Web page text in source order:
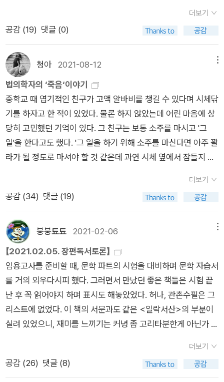
도 자꾸 불안스럽기만 했다. 정말 요망스러운 망상이니라 하면서
도 자꾸 불안해지던 가슴, 그 중의 어느 별이라도 깜뭇 꺼져버린
그 두려움, 그 이겨낼 수 없던 시시각각의 공포와 초조로움. 268
(공산토월)관산 추정(關山芻丁)-고향에서 꼴 베는 사람, 고향의
옛 친구. 1976년 발표.​두 살 연상의 소꿉동무 '복산이', 그의 아버
지 '유천만'은 추접스럽구, 우스운 사람이었지만, 징용을 다녀왔
던 사람으로 죽다 살아난 이후로 가사를 돌보는 것은 점점 억척스
러워지는 아내의 몫이 되었다.하지만 그런 '유천만'도 남들이 아
주 꺼리는 일은 도맡아서 하게 되는데,,그 아들 '복산'은 아직도 그
들의 고향 관산에 살고 있다.관산이 고향을 지키고 있어서 고향에
가지고 있다고 하는데, 주인공에게 있어 '복산이' 그런 존재이다.
도깨비불을 보고 변하지 않은 게 있다고 좋아하던 차,낚시꾼들의
간드렛불(candle)이었음을 알게 되고 변해가는 고향 이야기, 사
람약의 정체, 그리고 인간 공해.. - 세월은 지난 것을 말하지 않는
다. 다만 새로 이룬 것을 보여줄 뿐이다. 나는 날로 새로워진 것을
볼 때마다 내가 그만큼 낡아졌음을 터득하고 때로는 서글퍼하기
도 했으나 무엇이 얼마만큼 변했는가는 크게 여기지 않는다. 무엇
이 왜 안 변했는가를 알아내는 것이 더 중요하겠기 때문이다. 그
리고 그것은 관촌 부락을 방문할 때마다 더욱 절실하게 느껴졌다.
325(관산추정)여요주서(與謠註序)- 별것 아닌 일에 대한 설명,
또는 그저 그런 이야기에 관한 해설. 1976년 발표.​역전에서 '장부
식( 늘 몰라~)'이라는 별명을 가졌던 '신용모'를 만나게 된다.야생
조류 금지법 위반에 휘말려 재판을 앞둔 어리숙하고 무식한 그의
복어미에게 난리를 피우던 이야기에서 나도 국민학교1학년 때 낮
잠을 자고 해그름때 눈을 뜨고 일어나 학교 가야 한다고 책가방을
챙기던 생각이 나서 피식 웃음이 났다. 공산토월(空山吐月) 빈
산에서떠오른 달(공산명월: 빈 산에 뜬 밝은 달)의 변용으로 보임
저자가 일생을 살며 추모해도 다하지 못할만큼 그리워한다는 신
석공 이야기관산추정(關山芻丁) 고향의꼴 베는 사람, 고향의 옛
친구유천만과 그 아들 복산이 이야기여요주서(與謠註序) 별것
아닌 일에 대한 설명급행열차를 기다리다 10년만에 만난 친구 신
용모의 벌금 이야기월곡후야(月谷後夜) 월곡마을에서밤중에서
아침까지에 일어난 일귀향(귀농)한 친구 희찬이이야기
리말이다. 외려 낯선. 그 문구 가운데 한 번도 -적이라는 표현은
없다. 우리는 무언가 잔뜩 중독되어 제대로 된 표현을 하지 못한
이렇게 써야해. 하지만 이미 중독된 불구자다. 식물 한 잎. 잎새
한잎의 보살핌의 윤리가 필요하다 했던가. 착각인가. 2. 옹점이
대박이 순심이...어린 나의 시선으로 해방과 미군정, 전쟁의 시기
를 겪는 대부분 올려다 보는 시선은 놀랍다. 문득 위화보다 더 세
련되다. 아니 다른 무언가가 자리잡고 있다. 허망함을 넘는 다른
메시지들이 심어져 있는 건 아닐까.3. <<녹색계급의 출현>>에
서는 미개인이라는 대목이 나온다. 전쟁과 보리고개와 격변을 겪
은 708090세노인들의 삶이 정작 대안이라고 말하며, 그 삶의 방
우리는 녹색생태학으로만 사유해오고 있어서 이다. 시선들이 겹
w is god 지금이 신이라고 읽은 셈이다. 지금은 PRESENT 선물
이기도 하다. 지금을 다른 것으로 채울 수 없음은 안타까움이자
고 척박한 일상이지만 다른 결들을 찾아가는 것. 지금을 채우는
요리를 해보는 것도, 아이와 또 다른 나날을 만들어가는 것도 지
주고 싶은 말이기도 하다. 가을이다. 선선한.
업실 화분이 궁금해 섬안대교를 건너고 나서야 정신을 차린다. 그
리고 며칠 울컥울컥 올라오는 장면들은 생의 자락을 좀더 길게하
쓰지 않았더라면, 밤새 간병인을 쓸 수 있었다면, 마지막 대면의
시점은 늦추지 않았을까하는 것들이었다. 쓸모가 없음을 알면서
도 하나하나 따지고 있게되는 것이다. 이내 접고 정신을 차리게
되지만 막연한 후회라고 위에 줄을 긋게 된다. 이튿날 동생은 취
했다. 안해도 같이 펑펑 울었다. 술취한 사람들을 설득한다는 게
무모하다. 왜 그런가 하면 그들은 편린을 잡아삼키기에 설득되지
않는다. 자신을 부정하는 말을 묘하게 낚아채서 반론하는 것이다.
앞뒤전후를 재는 것은 무익한 일이므로 자제해야 하는 것이다. 동
생 문상객들이 줄지어서 오고, 사돈댁과 불화를 짐작하며 뭔가 묘
하게 맞지 않는 줄다리기같은 긴장을 내내 느끼게 된다. 제수씨들
며 이야기를 나눈다. 뭘까 대체.바꿀 수 있다고, 변할 수 있다고
하자. 장지를 선정하는 일도 여러해 전부터 나온 얘기라 장남과
며느리의 생각만 하면 안된다. 열차 이동 중에 염두에 둔다.정말
그럴까. 원할까. 자식들이 아니라 어머니 마음은 어떠실까. 하루
밤이 지나고 며느리들의 반대의견이 있었다. 장례식장에서 정한
것은 얼마든지 변경가능하다고 했다. 중요한 것은 의견들을 다시
들어 확인해보는 것이다. 고인의 뜻은 무엇일까. 아들보다 더 아
들같은 매형은 부친은 흙으로 돌아가길 원하신다고 모시길 원하
욕심이지 않느냐고 그냥 자식들이 결정하는대로 따르시라고 말
더보기
공감 (19) 댓글 (0)
청아 2021-08-12
법의학자의 ‘죽음‘이야기
중학교 때 엽기적인 친구가 고액 알바비를 챙길 수 있다며 시체닦
기를 하자고 한 적이 있었다. 물론 하지 않았는데 어린 마음에 상
당히 고민했던 기억이 있다. 그 친구는 보통 소주를 마시고 '그
일'을 한다고도 했다. '그 일을 하기 위해 소주를 마신다면 아주 꽐
라가 될 정도로 마셔야 할 것 같은데 과연 시체 옆에서 잠들지 않
다. 지금 생각해보면 더 쉽지 않은 일임에 분명하다. (최근에 영화
'제인도'를 보고 이 일이 또 떠올랐다. 어쩌면 고액 알바비만 가지
냥 알 던 사람이 죽어도 보통은 마음이 복잡해진다. 죽음이란 그
렇듯 삶에서 예외적이고 '의미심장한' 일에 속한다. *제인도(Jan
e Doe):신원미상의 여자. 영화에서는 신원미상의 시체.p.24 나
는 법의학자로서 월요일마다 검시를 한다. 지금보다 젊었을 때에
는 일주일에 두 번 그리고 일요일에도 부검을 했으나 힘이 부치기
시작하면서 일주일에 한 번 검시를 하게 되었다. 한동안 즐겨보던
'그것이 알고 싶다'나 '궁금한 이야기 Y'같은 탐사 보도 에서 그의
모습을 종종 볼 수 있었다. 소주를 마시고 해야한다는 낭설이 있
을 정도로(낭설이 아닌지도 모르겠다) 힘든 일을 단순히 시신을
닦는 것도 아니고 ㅡ타살과 의문사의 경우에 시체를 ㅡ 부검하기
더보기
공감 (34) 댓글 (19)
붕붕툐툐 2021-02-06
【2021.02.05. 장편독서토론】
임용고사를 준비할 때, 문학 파트의 시험을 대비하며 문학 자습서
를 거의 외우다시피 했다. 그러면서 만났던 좋은 책들은 시험 끝
난 후 꼭 읽어야지 하며 표시도 해놓았었다. 허나, 관촌수필은 그
리스트에 없었다. 이 책의 서문과도 같은 <일락서산>의 부분이
실려 있었으니, 재미를 느끼기는 커녕 좀 고리타분한게 아닌가 싶
었던 느낌이 그거였다. 그러니 아마 독서모임 선정작이 아니었다
면 스스로 읽어보진 않았을 터였다. 나이가 먹은 탓인지, 너무 재
더보기
공감 (26) 댓글 (8)